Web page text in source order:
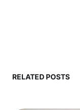
RELATED POSTS